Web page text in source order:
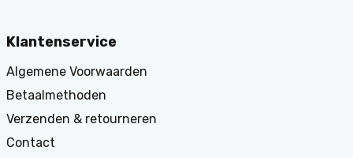
Klantenservice
Algemene Voorwaarden
Betaalmethoden
Verzenden & retourneren
Contact